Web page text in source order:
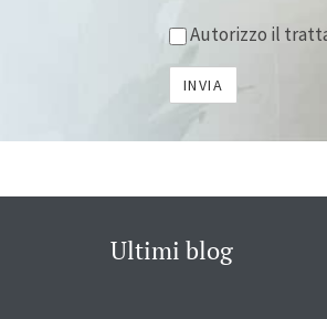
Autorizzo il
Ultimi blog